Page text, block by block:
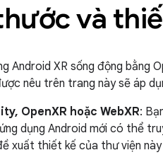
và
Android XR sống động bằng
nêu trên trang này sẽ áp
OpenXR hoặc WebXR:
dụng Android mới có thể
xuất thiết kế của thư viện